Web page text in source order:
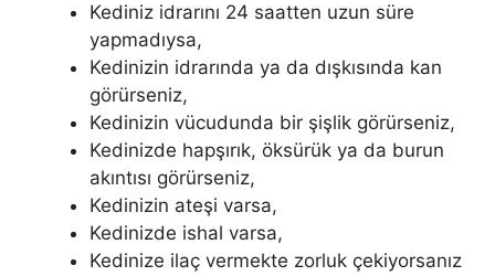
Kediniz idrarını 24 saatten uzun süre
yapmadıysa,
Kedinizin idrarında ya da dışkısında kan
görürseniz,
Kedinizin vücudunda bir şişlik görürseniz,
Kedinizde hapşırık, öksürük ya da burun
akıntısı görürseniz,
Kedinizin ateşi varsa,
Kedinizde ishal varsa,
Kedinize ilaç vermekte zorluk çekiyorsanız